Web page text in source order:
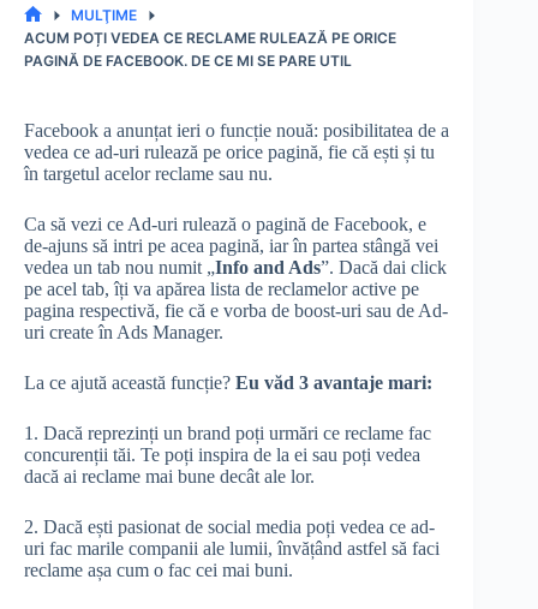
PRIMA
PAGINĂ
MULŢIME
ACUM POȚI VEDEA CE RECLAME RULEAZĂ PE ORICE
PAGINĂ DE FACEBOOK. DE CE MI SE PARE UTIL
Facebook a anunțat ieri o funcție nouă: posibilitatea de a
vedea ce ad-uri rulează pe orice pagină, fie că ești și tu
în targetul acelor reclame sau nu.
Ca să vezi ce Ad-uri rulează o pagină de Facebook, e
de-ajuns să intri pe acea pagină, iar în partea stângă vei
vedea un tab nou numit „Info and Ads”. Dacă dai click
pe acel tab, îți va apărea lista de reclamelor active pe
pagina respectivă, fie că e vorba de boost-uri sau de Ad-
uri create în Ads Manager.
La ce ajută această funcție? Eu văd 3 avantaje mari:
1. Dacă reprezinți un brand poți urmări ce reclame fac
concurenții tăi. Te poți inspira de la ei sau poți vedea
dacă ai reclame mai bune decât ale lor.
2. Dacă ești pasionat de social media poți vedea ce ad-
uri fac marile companii ale lumii, învățând astfel să faci
reclame așa cum o fac cei mai buni.